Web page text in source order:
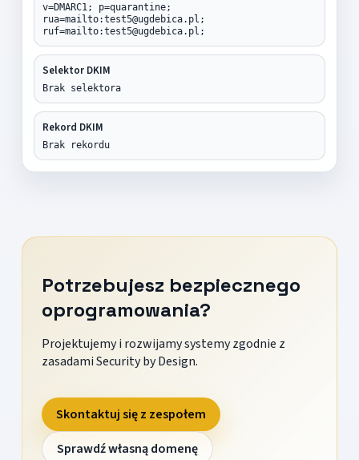
v=DMARC1; p=quarantine;
rua=mailto:test5@ugdebica.pl;
ruf=mailto:test5@ugdebica.pl;
Selektor DKIM
Brak selektora
Rekord DKIM
Brak rekordu
Potrzebujesz bezpiecznego
oprogramowania?
Projektujemy i rozwijamy systemy zgodnie z
zasadami Security by Design.
Skontaktuj się z zespołem
Sprawdź własną domenę